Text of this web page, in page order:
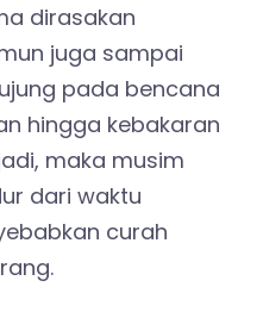
dirasakan
juga sampai
pada bencana
hingga kebakaran
maka musim
dari waktu
curah